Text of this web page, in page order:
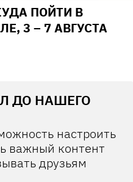
ПОЙТИ В
3 – 7 АВГУСТА
ДО НАШЕГО
настроить
важный контент
друзьям